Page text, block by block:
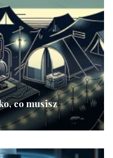
co musisz